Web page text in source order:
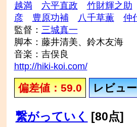
越満
六平直政 竹財輝之助
彦
豊原功補 八千草薫
仲
監督： 三城真一
脚本：藤井清美、鈴木友海
音楽：吉俣良
http://hiki-koi.com/
偏差値：59.0 レビュ
繋がっていく [80点]